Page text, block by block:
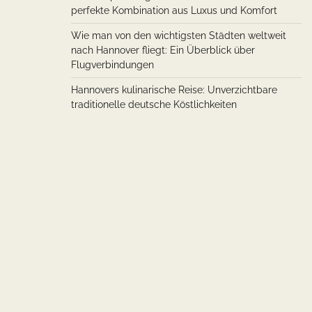
perfekte Kombination aus Luxus und Komfort
Wie man von den wichtigsten Städten weltweit
nach Hannover fliegt: Ein Überblick über
Flugverbindungen
Hannovers kulinarische Reise: Unverzichtbare
traditionelle deutsche Köstlichkeiten